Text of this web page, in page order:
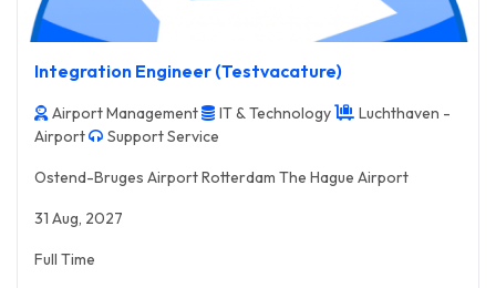
Integration Engineer (Testvacature)
Airport Management IT & Technology
Luchthaven -
Airport
Support Service
Ostend-Bruges Airport Rotterdam The Hague Airport
31 Aug, 2027
Full Time